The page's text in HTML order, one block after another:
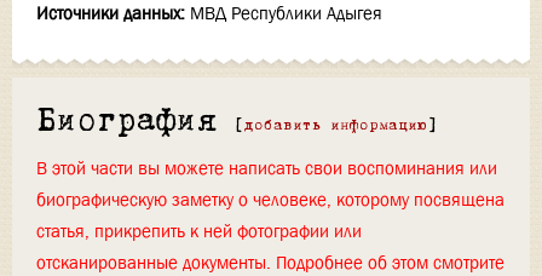
Источники данных: МВД Республики Адыгея
Биография [ добавить информацию ]
В этой части вы можете написать свои воспоминания или
биографическую заметку о человеке, которому посвящена
статья, прикрепить к ней фотографии или
отсканированные документы. Подробнее об этом смотрите